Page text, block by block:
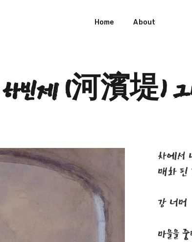
Home About
하빈제 (河濱堤) 그
차에서
매화 핀
강 너머
마을을